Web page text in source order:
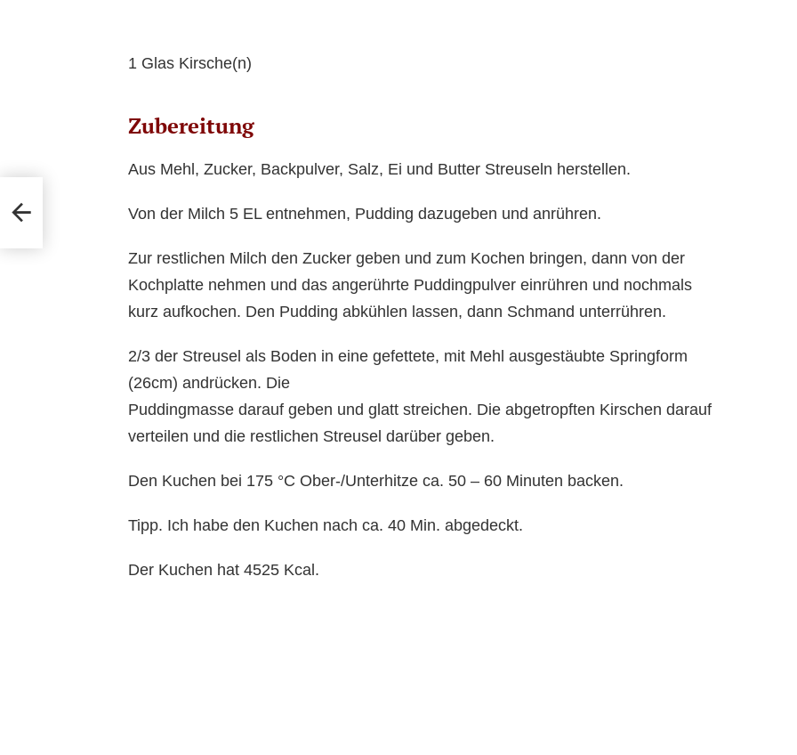
1 Glas Kirsche(n)
Zubereitung
Aus Mehl, Zucker, Backpulver, Salz, Ei und Butter Streuseln herstellen.
Von der Milch 5 EL entnehmen, Pudding dazugeben und anrühren.
Zur restlichen Milch den Zucker geben und zum Kochen bringen, dann von der
Kochplatte nehmen und das angerührte Puddingpulver einrühren und nochmals
kurz aufkochen. Den Pudding abkühlen lassen, dann Schmand unterrühren.
2/3 der Streusel als Boden in eine gefettete, mit Mehl ausgestäubte Springform
(26cm) andrücken. Die
Puddingmasse darauf geben und glatt streichen. Die abgetropften Kirschen darauf
verteilen und die restlichen Streusel darüber geben.
Den Kuchen bei 175 °C Ober-/Unterhitze ca. 50 – 60 Minuten backen.
Tipp. Ich habe den Kuchen nach ca. 40 Min. abgedeckt.
Der Kuchen hat 4525 Kcal.